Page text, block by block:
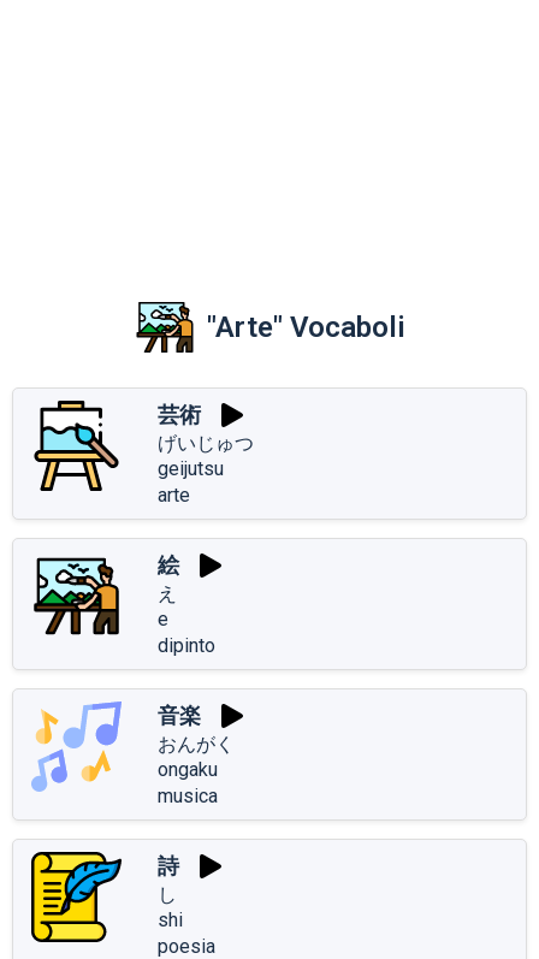
"Arte" Vocaboli
芸術
げいじゅつ
geijutsu
arte
絵
え
e
dipinto
音楽
おんがく
ongaku
musica
詩
し
shi
poesia